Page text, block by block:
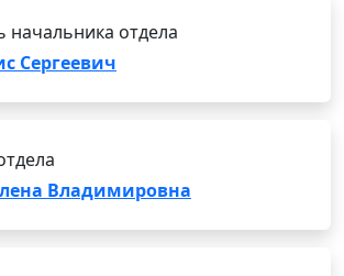
начальника отдела
Сергеевич
Владимировна